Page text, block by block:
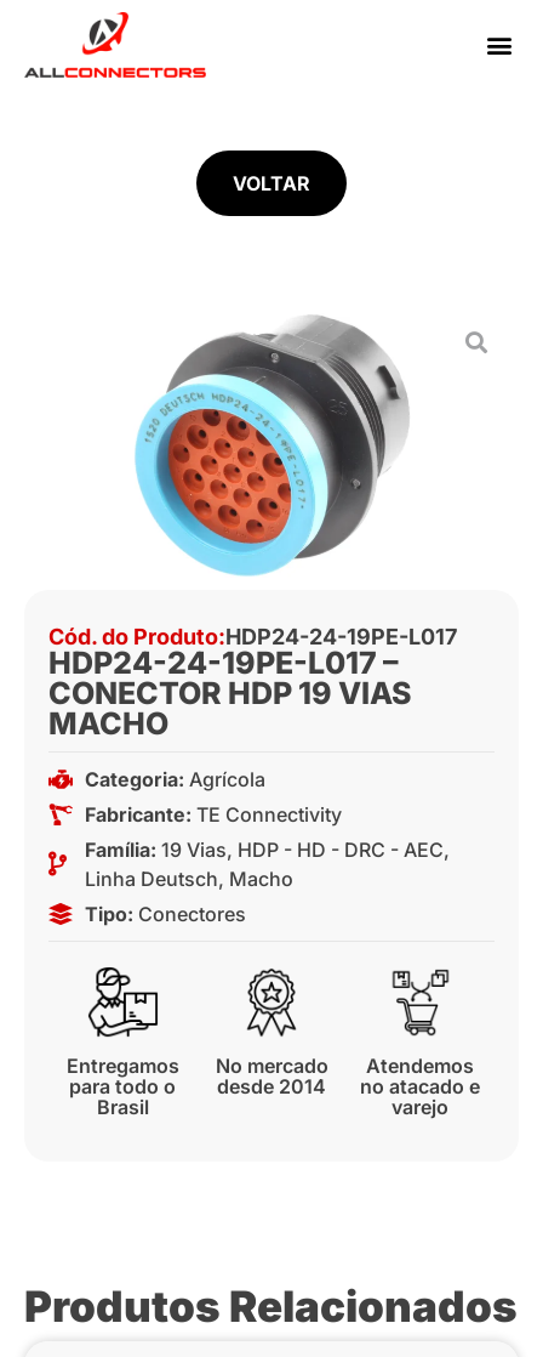
VOLTAR
Cód. do Produto:HDP24-24-19PE-L017
HDP24-24-19PE-L017 –
CONECTOR HDP 19 VIAS
MACHO
Categoria: Agrícola
Fabricante: TE Connectivity
Família: 19 Vias, HDP - HD - DRC - AEC,
Linha Deutsch, Macho
Tipo: Conectores
Entregamos
para todo o
Brasil
No mercado
desde 2014
Atendemos
no atacado e
varejo
Produtos Relacionados